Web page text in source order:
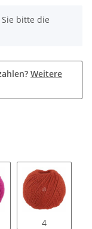
bitte die
Weitere
4